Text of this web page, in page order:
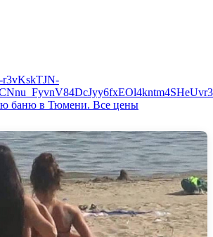
баню в Тюмени. Все цены